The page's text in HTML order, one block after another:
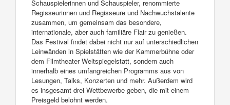
Schauspielerinnen und Schauspieler, renommierte
Regisseurinnen und Regisseure und Nachwuchstalente
zusammen, um gemeinsam das besondere,
internationale, aber auch familiäre Flair zu genießen.
Das Festival findet dabei nicht nur auf unterschiedlichen
Leinwänden in Spielstätten wie der Kammerbühne oder
dem Filmtheater Weltspiegelstatt, sondern auch
innerhalb eines umfangreichen Programms aus von
Lesungen, Talks, Konzerten und mehr. Außerdem wird
es insgesamt drei Wettbewerbe geben, die mit einem
Preisgeld belohnt werden.